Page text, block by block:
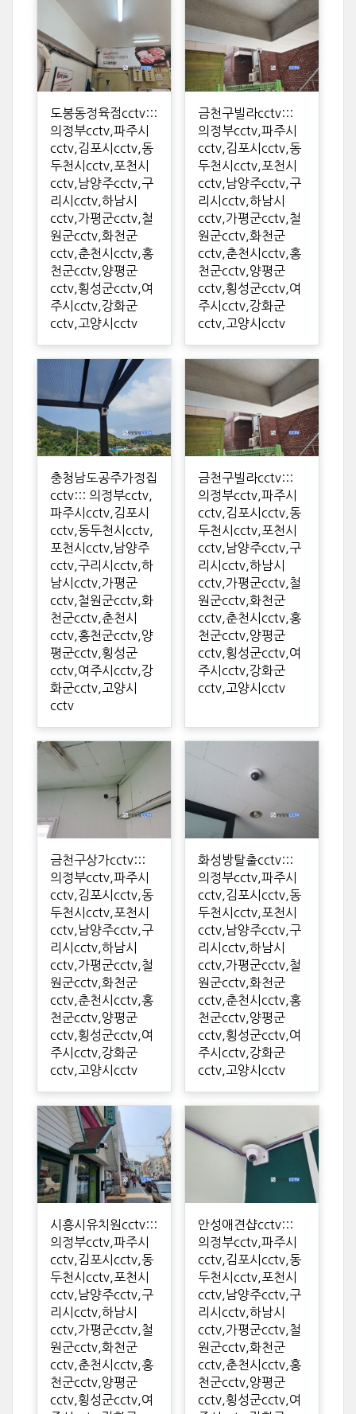
도봉동정육점cctv:::
의정부cctv,파주시
cctv,김포시cctv,동
두천시cctv,포천시
cctv,남양주cctv,구
리시cctv,하남시
cctv,가평군cctv,철
원군cctv,화천군
cctv,춘천시cctv,홍
천군cctv,양평군
cctv,횡성군cctv,여
주시cctv,강화군
cctv,고양시cctv
금천구빌라cctv:::
의정부cctv,파주시
cctv,김포시cctv,동
두천시cctv,포천시
cctv,남양주cctv,구
리시cctv,하남시
cctv,가평군cctv,철
원군cctv,화천군
cctv,춘천시cctv,홍
천군cctv,양평군
cctv,횡성군cctv,여
주시cctv,강화군
cctv,고양시cctv
충청남도공주가정집
cctv::: 의정부cctv,
파주시cctv,김포시
cctv,동두천시cctv,
포천시cctv,남양주
cctv,구리시cctv,하
남시cctv,가평군
cctv,철원군cctv,화
천군cctv,춘천시
cctv,홍천군cctv,양
평군cctv,횡성군
cctv,여주시cctv,강
화군cctv,고양시
cctv
금천구빌라cctv:::
의정부cctv,파주시
cctv,김포시cctv,동
두천시cctv,포천시
cctv,남양주cctv,구
리시cctv,하남시
cctv,가평군cctv,철
원군cctv,화천군
cctv,춘천시cctv,홍
천군cctv,양평군
cctv,횡성군cctv,여
주시cctv,강화군
cctv,고양시cctv
금천구상가cctv:::
의정부cctv,파주시
cctv,김포시cctv,동
두천시cctv,포천시
cctv,남양주cctv,구
리시cctv,하남시
cctv,가평군cctv,철
원군cctv,화천군
cctv,춘천시cctv,홍
천군cctv,양평군
cctv,횡성군cctv,여
주시cctv,강화군
cctv,고양시cctv
화성방탈출cctv:::
의정부cctv,파주시
cctv,김포시cctv,동
두천시cctv,포천시
cctv,남양주cctv,구
리시cctv,하남시
cctv,가평군cctv,철
원군cctv,화천군
cctv,춘천시cctv,홍
천군cctv,양평군
cctv,횡성군cctv,여
주시cctv,강화군
cctv,고양시cctv
시흥시유치원cctv:::
의정부cctv,파주시
cctv,김포시cctv,동
두천시cctv,포천시
cctv,남양주cctv,구
리시cctv,하남시
cctv,가평군cctv,철
원군cctv,화천군
cctv,춘천시cctv,홍
천군cctv,양평군
cctv,횡성군cctv,여
안성애견샵cctv:::
의정부cctv,파주시
cctv,김포시cctv,동
두천시cctv,포천시
cctv,남양주cctv,구
리시cctv,하남시
cctv,가평군cctv,철
원군cctv,화천군
cctv,춘천시cctv,홍
천군cctv,양평군
cctv,횡성군cctv,여